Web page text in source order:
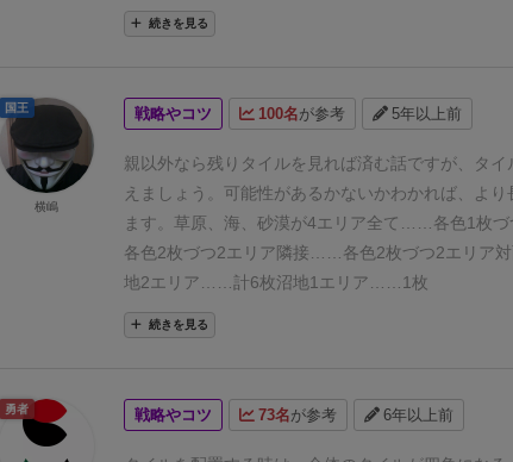
ルはオリジナルのまま。
得点計算をする。得点の計算方法はオリジナルのま
イの印象で勝手に設定)
50点以上→神がかり的
40点
30点台→そこそこデキる人 20点台→頑
今日はもう寝ましょう
(ソロプレイで40点獲得。な
す。)
⚫︎良い点 ルールが簡単。 シンプルに楽しいタイ
ッと遊べる。
⚫︎気になる点 ソロ感が強め。
マを各色「プレイ人数×2個」取りストックにする
札を1枚めくり、タイルに書かれた数字を読み上げる
分の場に配置するタイルの数字が赤の場合、モニ
する(数字が赤のタイルは7枚)4.全員がタイルを配
る※ゲーム中、親が代わることはないタイルの
ているタイルに1辺が接するように置く・接する辺
になるように置く ・タイルは回転させて置いても
ルを移動させることはできない ・置ける場所がな
除外する・置ける場所がある場合は必ず置く
が赤の場合、モニュメントコマだけを置く
全員がタイルを置いた後、神さまコマを持っている
イルの上に置く・1度置いたモニュメントコマを移
ない・1つのグループに複数のモニュメントコマが
扱う ・ストックにモニュメントコマがない場合、
続きを見る
戦略やコツ 100名が参考 5年以上前
親以外なら残りタイルを見れば済む話ですが、タ
えましょう。可能性があるかないかわかれば、よ
ます。草原、海、砂漠が4エリア全て……各色1枚づ
各色2枚づつ2エリア隣接……各色2枚づつ2エリア
地2エリア……計6枚沼地1エリア……1枚
続きを見る
国王
横嶋
戦略やコツ 73名が参考 6年以上前
勇者